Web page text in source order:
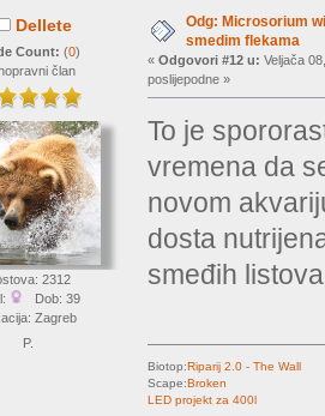
Dellete
Count: (0)
član
2312
Dob: 39
Zagreb
P.
Odg: Microsorium
smedim flekama
« Odgovori #12 u: Veljača
poslijepodne »
To je
vremena da
novom
dosta
smeđih
Biotop:Riparij 2.0 - The Wall
Scape:Broken
LED projekt za 400l